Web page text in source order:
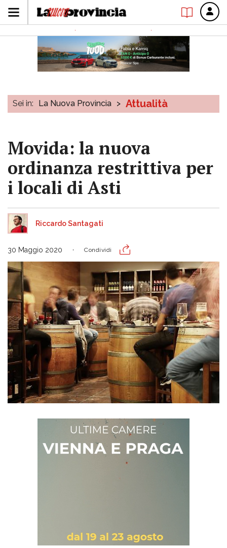
Sei in: La Nuova Provincia > Attualità
Movida: la nuova
ordinanza restrittiva per
i locali di Asti
Riccardo Santagati
30 Maggio 2020 Condividi